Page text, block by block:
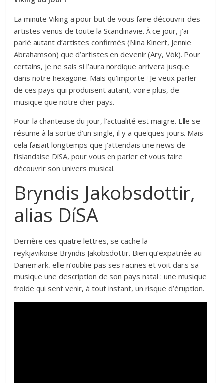
La minute Viking a pour but de vous faire découvrir des
artistes venus de toute la Scandinavie. À ce jour, j’ai
parlé autant d’artistes confirmés (Nina Kinert, Jennie
Abrahamson) que d’artistes en devenir (Ary, Vök). Pour
certains, je ne sais si l’aura nordique arrivera jusque
dans notre hexagone. Mais qu’importe ! Je veux parler
de ces pays qui produisent autant, voire plus, de
musique que notre cher pays.
Pour la chanteuse du jour, l’actualité est maigre. Elle se
résume à la sortie d’un single, il y a quelques jours. Mais
cela faisait longtemps que j’attendais une news de
l’islandaise DíSA, pour vous en parler et vous faire
découvrir son univers musical.
Bryndis Jakobsdottir,
alias DíSA
Derrière ces quatre lettres, se cache la
reykjavikoise Bryndis Jakobsdottir. Bien qu’expatriée au
Danemark, elle n’oublie pas ses racines et voit dans sa
musique une description de son pays natal : une musique
froide qui sent venir, à tout instant, un risque d’éruption.